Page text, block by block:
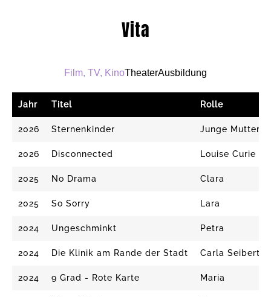
Vita
Film, TV, KinoTheaterAusbildung
Jahr Titel Rolle
2026 Sternenkinder Junge Mutter
2026 Disconnected Louise Curie
2025 No Drama Clara
2025 So Sorry Lara
2024 Ungeschminkt Petra
2024 Die Klinik am Rande der Stadt Carla Seibert
2024 9 Grad - Rote Karte Maria